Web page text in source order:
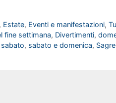
Estate, Eventi e manifestazioni,
fine settimana, Divertimenti,
sabato, sabato e domenica, Sagre